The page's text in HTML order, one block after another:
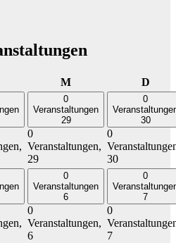
MMittwoch D
0
Veranstaltungen
29
0
Veranstaltungen,
29
0
30
0
30
0
Veranstaltungen
6
0
Veranstaltungen,
6
0
7
0
7